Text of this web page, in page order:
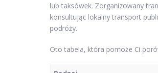
lub taksówek. Zorganizowany
konsultując lokalny transport
podróży.
Oto tabela, która pomoże Ci